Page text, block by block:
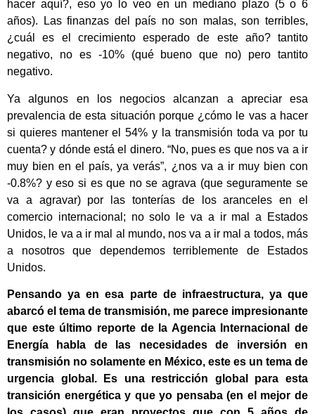
hacer aquí?, eso yo lo veo en un mediano plazo (5 o 6
años). Las finanzas del país no son malas, son terribles,
¿cuál es el crecimiento esperado de este año? tantito
negativo, no es -10% (qué bueno que no) pero tantito
negativo.
Ya algunos en los negocios alcanzan a apreciar esa
prevalencia de esta situación porque ¿cómo le vas a hacer
si quieres mantener el 54% y la transmisión toda va por tu
cuenta? y dónde está el dinero. “No, pues es que nos va a ir
muy bien en el país, ya verás”, ¿nos va a ir muy bien con
-0.8%? y eso si es que no se agrava (que seguramente se
va a agravar) por las tonterías de los aranceles en el
comercio internacional; no solo le va a ir mal a Estados
Unidos, le va a ir mal al mundo, nos va a ir mal a todos, más
a nosotros que dependemos terriblemente de Estados
Unidos.
Pensando ya en esa parte de infraestructura, ya que
abarcó el tema de transmisión, me parece impresionante
que este último reporte de la Agencia Internacional de
Energía habla de las necesidades de inversión en
transmisión no solamente en México, este es un tema de
urgencia global. Es una restricción global para esta
transición energética y que yo pensaba (en el mejor de